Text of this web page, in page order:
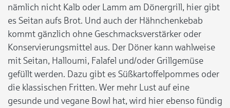
nämlich nicht Kalb oder Lamm am Dönergrill, hier gibt
es Seitan aufs Brot. Und auch der Hähnchenkebab
kommt gänzlich ohne Geschmacksverstärker oder
Konservierungsmittel aus. Der Döner kann wahlweise
mit Seitan, Halloumi, Falafel und/oder Grillgemüse
gefüllt werden. Dazu gibt es Süßkartoffelpommes oder
die klassischen Fritten. Wer mehr Lust auf eine
gesunde und vegane Bowl hat, wird hier ebenso fündig